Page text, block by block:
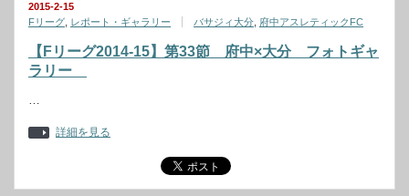
2015-2-15
Fリーグ レポート・ギャラリー バサジィ大分 府中アスレティックFC
【Fリーグ2014-15】第33節 府中×大分 フォトギャ
ラリー
…
詳細を見る